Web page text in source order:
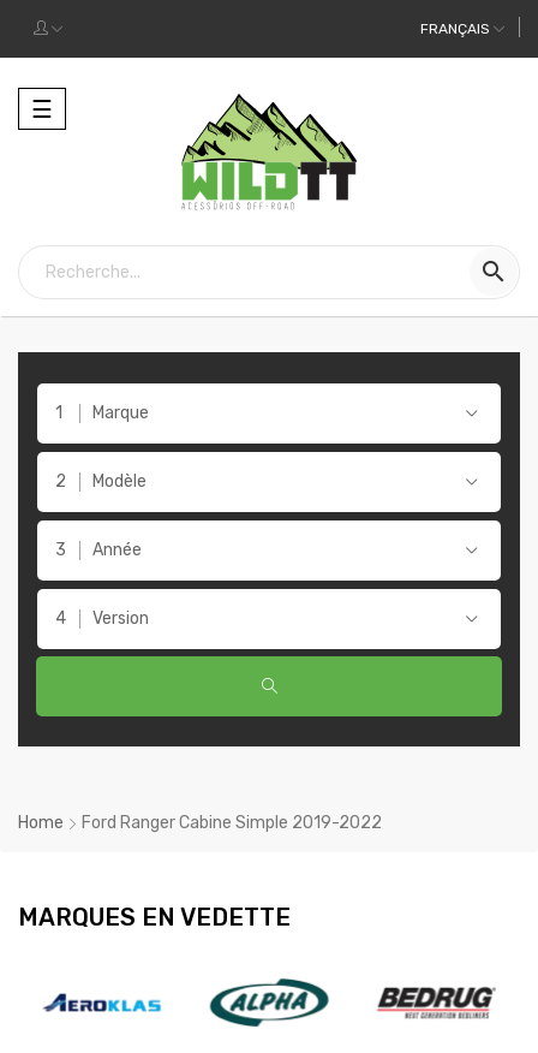
FRANÇAIS
Toggle
navigation
☰

Marque
Modèle
Année
Version
Home Ford Ranger Cabine Simple 2019-2022
MARQUES EN VEDETTE